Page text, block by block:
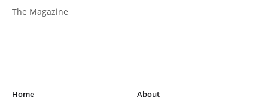
The Magazine
Home
About